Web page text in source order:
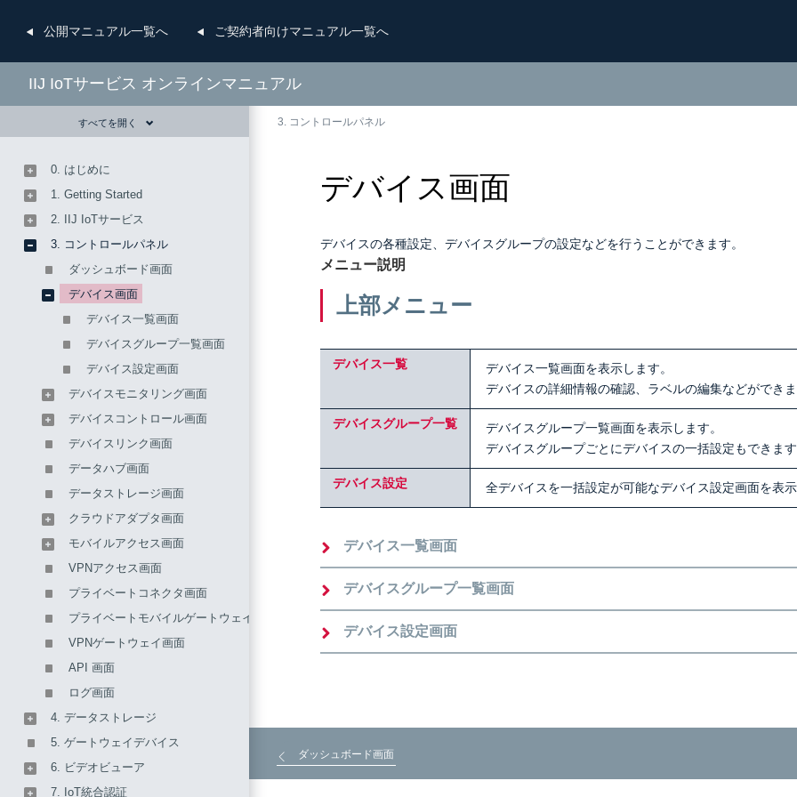
公開マニュアル一覧へ ご契約者向けマニュアル一覧へ
IIJ IoTサービス オンラインマニュアル
3. コントロールパネル
デバイス画面
デバイスの各種設定、デバイスグループの設定などを行うことができます。
メニュー説明
上部メニュー
デバイス一覧
デバイス一覧画面を表示します。
デバイスの詳細情報の確認、ラベルの編集などができ
デバイスグループ一覧
デバイスグループ一覧画面を表示します。
デバイスグループごとにデバイスの一括設定もできま
デバイス設定 全デバイスを一括設定が可能なデバイス設定画面を表
デバイス一覧画面
デバイスグループ一覧画面
デバイス設定画面
ダッシュボード画面
すべてを開く
0. はじめに
1. Getting Started
2. IIJ IoTサービス
3. コントロールパネル
ダッシュボード画面
デバイス画面
デバイス一覧画面
デバイスグループ一覧画面
デバイス設定画面
デバイスモニタリング画面
デバイスコントロール画面
デバイスリンク画面
データハブ画面
データストレージ画面
クラウドアダプタ画面
モバイルアクセス画面
VPNアクセス画面
プライベートコネクタ画面
プライベートモバイルゲートウェイ画面
VPNゲートウェイ画面
API 画面
ログ画面
4. データストレージ
5. ゲートウェイデバイス
6. ビデオビューア
7. IoT統合認証